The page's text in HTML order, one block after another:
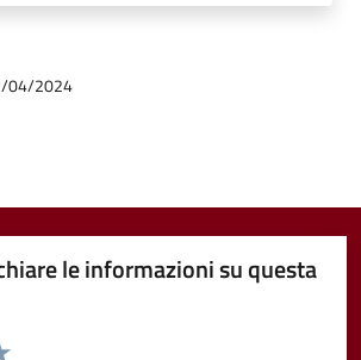
04/2024
le informazioni su questa
pagina